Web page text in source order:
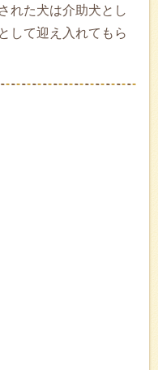
れた犬は介助犬とし
して迎え入れてもら